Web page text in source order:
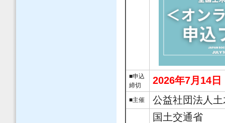
■申込
締切
2026年7月14
■主催 公益社団法人
国土交通省